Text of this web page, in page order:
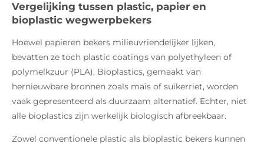
Vergelijking tussen plastic, papier en
bioplastic wegwerpbekers
Hoewel papieren bekers milieuvriendelijker lijken,
bevatten ze toch plastic coatings van polyethyleen of
polymelkzuur (PLA). Bioplastics, gemaakt van
hernieuwbare bronnen zoals maïs of suikerriet, worden
vaak gepresenteerd als duurzaam alternatief. Echter, niet
alle bioplastics zijn werkelijk biologisch afbreekbaar.
Zowel conventionele plastic als bioplastic bekers kunnen